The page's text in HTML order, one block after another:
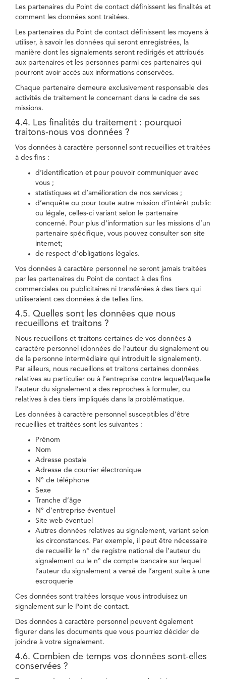
Les partenaires du Point de contact définissent les finalités et
comment les données sont traitées.
Les partenaires du Point de contact définissent les moyens à
utiliser, à savoir les données qui seront enregistrées, la
manière dont les signalements seront redirigés et attribués
aux partenaires et les personnes parmi ces partenaires qui
pourront avoir accès aux informations conservées.
Chaque partenaire demeure exclusivement responsable des
activités de traitement le concernant dans le cadre de ses
missions.
4.4. Les finalités du traitement : pourquoi
traitons-nous vos données ?
Vos données à caractère personnel sont recueillies et traitées
à des fins :
d’identification et pour pouvoir communiquer avec
vous ;
statistiques et d’amélioration de nos services ;
d’enquête ou pour toute autre mission d’intérêt public
ou légale, celles-ci variant selon le partenaire
concerné. Pour plus d’information sur les missions d’un
partenaire spécifique, vous pouvez consulter son site
internet;
de respect d’obligations légales.
Vos données à caractère personnel ne seront jamais traitées
par les partenaires du Point de contact à des fins
commerciales ou publicitaires ni transférées à des tiers qui
utiliseraient ces données à de telles fins.
4.5. Quelles sont les données que nous
recueillons et traitons ?
Nous recueillons et traitons certaines de vos données à
caractère personnel (données de l’auteur du signalement ou
de la personne intermédiaire qui introduit le signalement).
Par ailleurs, nous recueillons et traitons certaines données
relatives au particulier ou à l’entreprise contre lequel/laquelle
l’auteur du signalement a des reproches à formuler, ou
relatives à des tiers impliqués dans la problématique.
Les données à caractère personnel susceptibles d’être
recueillies et traitées sont les suivantes :
Prénom
Nom
Adresse postale
Adresse de courrier électronique
N° de téléphone
Sexe
Tranche d’âge
N° d’entreprise éventuel
Site web éventuel
Autres données relatives au signalement, variant selon
les circonstances. Par exemple, il peut être nécessaire
de recueillir le n° de registre national de l’auteur du
signalement ou le n° de compte bancaire sur lequel
l’auteur du signalement a versé de l’argent suite à une
escroquerie
Ces données sont traitées lorsque vous introduisez un
signalement sur le Point de contact.
Des données à caractère personnel peuvent également
figurer dans les documents que vous pourriez décider de
joindre à votre signalement.
4.6. Combien de temps vos données sont-elles
conservées ?